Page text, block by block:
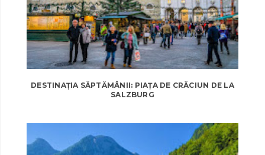
DESTINAȚIA SĂPTĂMÂNII: PIAȚA DE CRĂCIUN DE LA
SALZBURG